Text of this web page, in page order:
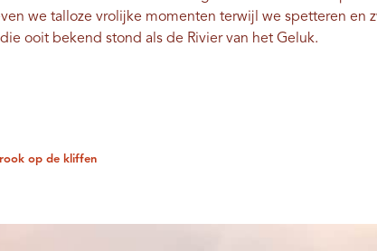
we talloze vrolijke momenten terwijl we spetteren en
ooit bekend stond als de Rivier van het Geluk.
op de kliffen